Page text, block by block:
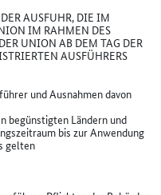
AUSFUHR, DIE IM
IM RAHMEN DES
UNION AB DEM TAG DER
AUSFÜHRERS
und Ausnahmen davon
begünstigten Ländern und
bis zur Anwendung
gelten